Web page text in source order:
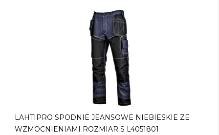
LAHTIPRO SPODNIE JEANSOWE NIEBIESKIE ZE
WZMOCNIENIAMI ROZMIAR S L4051801